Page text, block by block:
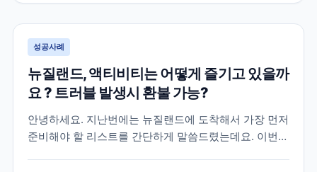
걸 안 순간 당황했었던 기억이 나네요 ㅎㅎ 하지만...
성공사례
뉴질랜드, 액티비티는 어떻게 즐기고 있을까
요 ? 트러블 발생시 환불 가능?
안녕하세요. 지난번에는 뉴질랜드에 도착해서 가장 먼저
준비해야 할 리스트를 간단하게 말씀드렸는데요. 이번에